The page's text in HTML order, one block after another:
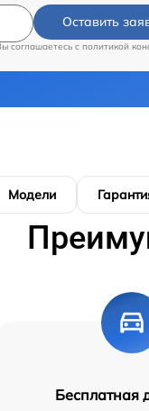
Оставить
соглашаетесь c политикой
Модели
Бесплатная